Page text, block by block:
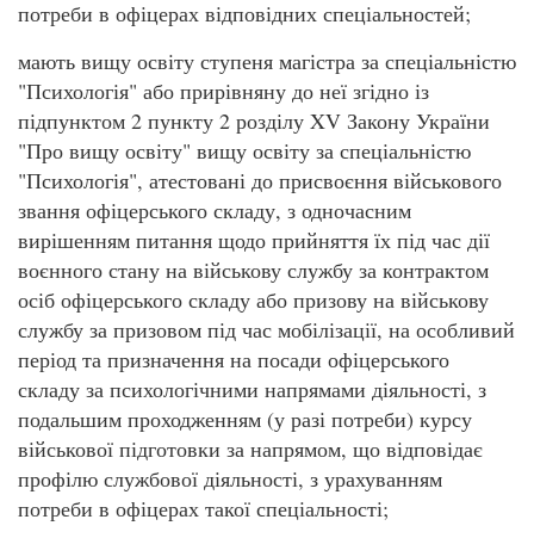
потреби в офіцерах відповідних спеціальностей;
мають вищу освіту ступеня магістра за спеціальністю
"Психологія" або прирівняну до неї згідно із
підпунктом 2 пункту 2 розділу XV Закону України
"Про вищу освіту" вищу освіту за спеціальністю
"Психологія", атестовані до присвоєння військового
звання офіцерського складу, з одночасним
вирішенням питання щодо прийняття їх під час дії
воєнного стану на військову службу за контрактом
осіб офіцерського складу або призову на військову
службу за призовом під час мобілізації, на особливий
період та призначення на посади офіцерського
складу за психологічними напрямами діяльності, з
подальшим проходженням (у разі потреби) курсу
військової підготовки за напрямом, що відповідає
профілю службової діяльності, з урахуванням
потреби в офіцерах такої спеціальності;